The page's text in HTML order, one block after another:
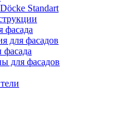
Standart
фасада
для фасадов
для фасадов